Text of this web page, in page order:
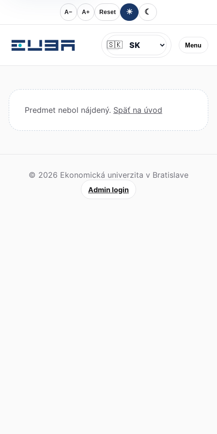
A− A+ Reset ☀ ☾
Menu
Jazyk
🇸🇰
Predmet nebol nájdený. Späť na úvod
© 2026 Ekonomická univerzita v Bratislave
Admin login